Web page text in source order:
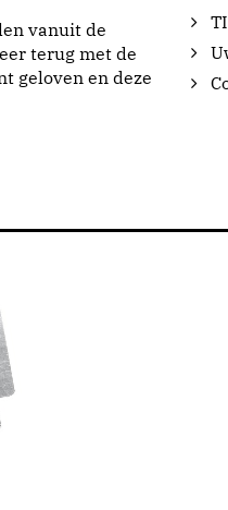
vanuit de
terug met de
geloven en deze